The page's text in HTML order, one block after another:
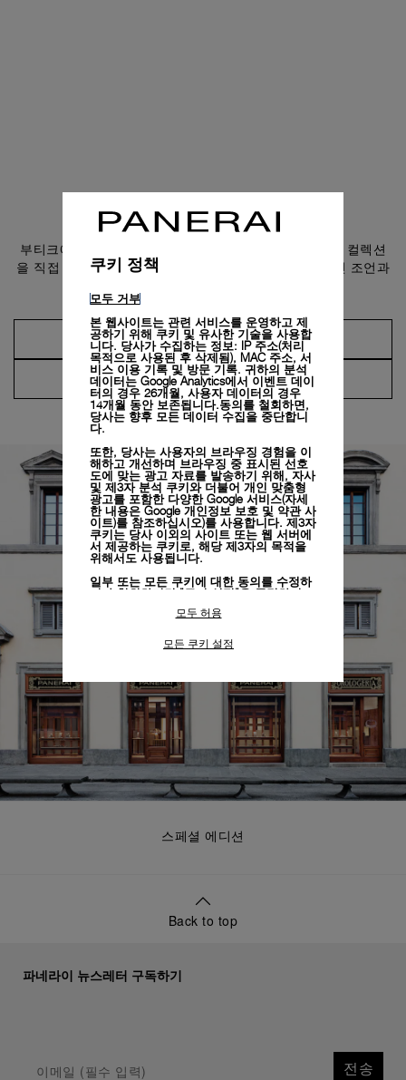
부티크 방문 예약하기
부티크에서 예약을 진행하거나 고객 서비스에 문의하여 컬렉션
을 직접 만나보고, 파네라이 담당자가 제공하는 전문적인 조언과
예약하기
고객 서비스에 문의하기
스페셜 에디션
Back to top
파네라이 뉴스레터 구독하기
전송
쿠키 정책
모두 거부
본 웹사이트는 관련 서비스를 운영하고 제
공하기 위해 쿠키 및 유사한 기술을 사용합
니다. 당사가 수집하는 정보: IP 주소(처리
목적으로 사용된 후 삭제됨), MAC 주소, 서
비스 이용 기록 및 방문 기록. 귀하의 분석
데이터는 Google Analytics에서 이벤트 데이
터의 경우 26개월, 사용자 데이터의 경우
14개월 동안 보존됩니다.동의를 철회하면,
당사는 향후 모든 데이터 수집을 중단합니
다.
또한, 당사는 사용자의 브라우징 경험을 이
해하고 개선하며 브라우징 중 표시된 선호
도에 맞는 광고 자료를 발송하기 위해, 자사
및 제3자 분석 쿠키와 더불어 개인 맞춤형
광고를 포함한 다양한 Google 서비스(자세
한 내용은Google 개인정보 보호 및 약관 사
이트)를 참조하십시오)를 사용합니다. 제3자
쿠키는 당사 이외의 사이트 또는 웹 서버에
서 제공하는 쿠키로, 해당 제3자의 목적을
위해서도 사용됩니다.
일부 또는 모든 쿠키에 대한 동의를 수정하
거나 철회하려면 "쿠키 설정"을 클릭하거
수집하는 정보" 섹션을 참조하여 자세히 알
모든 쿠키의 사용에 동의하시려면 "모두 허
"모두 거부"를 클릭하시면 기술 쿠키만 사
용하는 데 동의하게 됩니다.
모두 허용
모든 쿠키 설정